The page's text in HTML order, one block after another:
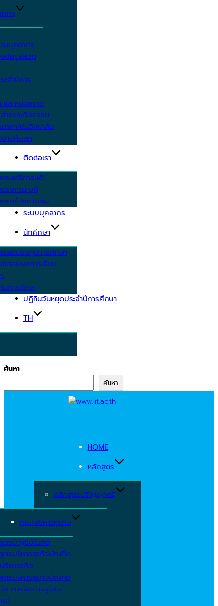
กร
ณบุคลากร
ข้อมูลส่วน
จำปีการ
ละหน่วยงาน
ารและกิจกรรม
ากาศในวิทยาลัย
านกับเรา
ติดต่อเรา
รงอธิการบดี
ตรงคณะบดี
รงฝ่ายการเงิน
ระบบบุคลากร
นักศึกษา
รสอบชิงทุนการศึกษา
สอบผลการเรียน
.
นการศึกษา
ปฏิทินวันหยุดประจำปีการศึกษา
TH
ค้นหา
ค้นหา
HOME
หลักสูตร
หลักสูตรปริญญาตรี
คณะบริหารธุรกิจ
ตรบัญชีบัณฑิต
ตรบริหารธุรกิจบัณฑิต
ริหารธุกิจ
ตรบริหารธุรกิจบัณฑิต
ชาการจัดการธุรกิจ
ม่